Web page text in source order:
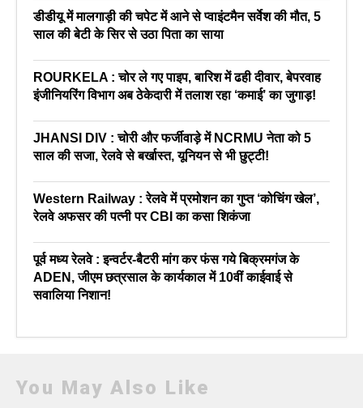
डीडीयू में मालगाड़ी की चपेट में आने से प्वाइंटमैन सर्वेश की मौत, 5
साल की बेटी के सिर से उठा पिता का साया
ROURKELA : चोर ले गए पाइप, बारिश में ढही दीवार, बेपरवाह
इंजीनियरिंग विभाग अब ठेकेदारी में तलाश रहा ‘कमाई’ का जुगाड़!
JHANSI DIV : चोरी और फर्जीवाड़े में NCRMU नेता को 5
साल की सजा, रेलवे से बर्खास्त, यूनियन से भी छुट्टी!
Western Railway : रेलवे में प्रमोशन का गुप्त ‘कोचिंग खेल’,
रेलवे अफसर की पत्नी पर CBI का कसा शिकंजा
पूर्व मध्य रेलवे : इन्वर्टर-बैटरी मांग कर फंस गये बिक्रमगंज के
ADEN, जीएम छत्रसाल के कार्यकाल में 10वीं काईवाई से
सवालिया निशान!
You May Also Like